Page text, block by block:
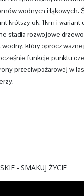
wodnych i łąkowych.
krótszy ok. 1km i wariant
stadia rozwojowe
który oprócz
funkcje punktu
przeciwpożarowej w
Ścieżka „Stańków”
- SMAKUJ ŻYCIE